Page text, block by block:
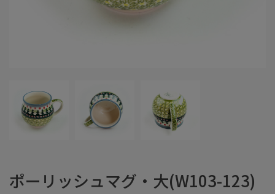
ポーリッシュマグ・大(W103-123)